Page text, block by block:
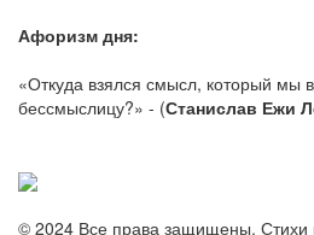
Афоризм дня:
«Откуда взялся смысл, который мы
бессмыслицу?» - (Станислав Ежи
© 2024 Все права защищены. Стихи